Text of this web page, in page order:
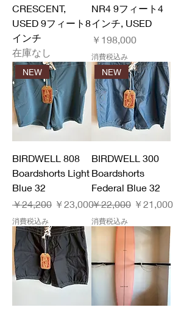
CRESCENT,
USED 9フィート8
インチ
在庫なし
NR4 9フィート4
インチ, USED
価格
￥198,000
消費税込み
NEW
BIRDWELL 808
Boardshorts Light
Blue 32
通常価格
￥24,200 セール価格
￥23,000
消費税込み
NEW
BIRDWELL 300
Boardshorts
Federal Blue 32
通常価格
￥22,000 セール価格
￥21,000
消費税込み